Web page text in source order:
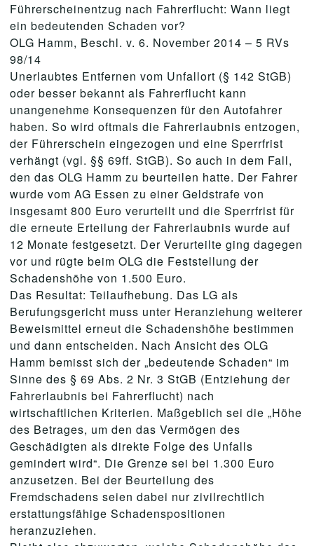
Führerscheinentzug nach Fahrerflucht: Wann liegt
ein bedeutenden Schaden vor?
OLG Hamm, Beschl. v. 6. November 2014 – 5 RVs
98/14
Unerlaubtes Entfernen vom Unfallort (§ 142 StGB)
oder besser bekannt als Fahrerflucht kann
unangenehme Konsequenzen für den Autofahrer
haben. So wird oftmals die Fahrerlaubnis entzogen,
der Führerschein eingezogen und eine Sperrfrist
verhängt (vgl. §§ 69ff. StGB). So auch in dem Fall,
den das OLG Hamm zu beurteilen hatte. Der Fahrer
wurde vom AG Essen zu einer Geldstrafe von
insgesamt 800 Euro verurteilt und die Sperrfrist für
die erneute Erteilung der Fahrerlaubnis wurde auf
12 Monate festgesetzt. Der Verurteilte ging dagegen
vor und rügte beim OLG die Feststellung der
Schadenshöhe von 1.500 Euro.
Das Resultat: Teilaufhebung. Das LG als
Berufungsgericht muss unter Heranziehung weiterer
Beweismittel erneut die Schadenshöhe bestimmen
und dann entscheiden. Nach Ansicht des OLG
Hamm bemisst sich der „bedeutende Schaden“ im
Sinne des § 69 Abs. 2 Nr. 3 StGB (Entziehung der
Fahrerlaubnis bei Fahrerflucht) nach
wirtschaftlichen Kriterien. Maßgeblich sei die „Höhe
des Betrages, um den das Vermögen des
Geschädigten als direkte Folge des Unfalls
gemindert wird“. Die Grenze sei bei 1.300 Euro
anzusetzen. Bei der Beurteilung des
Fremdschadens seien dabei nur zivilrechtlich
erstattungsfähige Schadenspositionen
heranzuziehen.